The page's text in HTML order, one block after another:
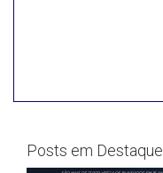
Posts em Destaque